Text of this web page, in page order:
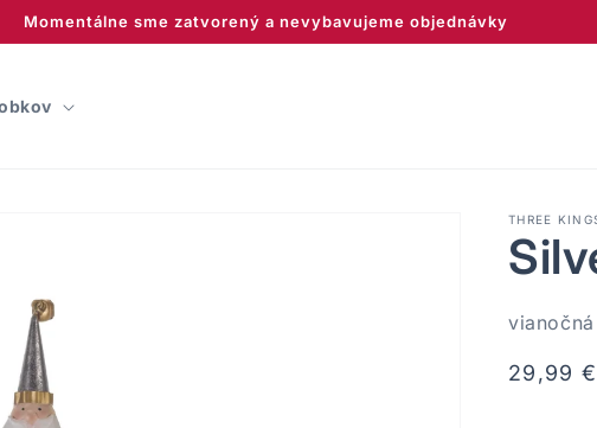
Momentálne sme zatvorený a nevybavujeme objednávky
THREE
29,99 €